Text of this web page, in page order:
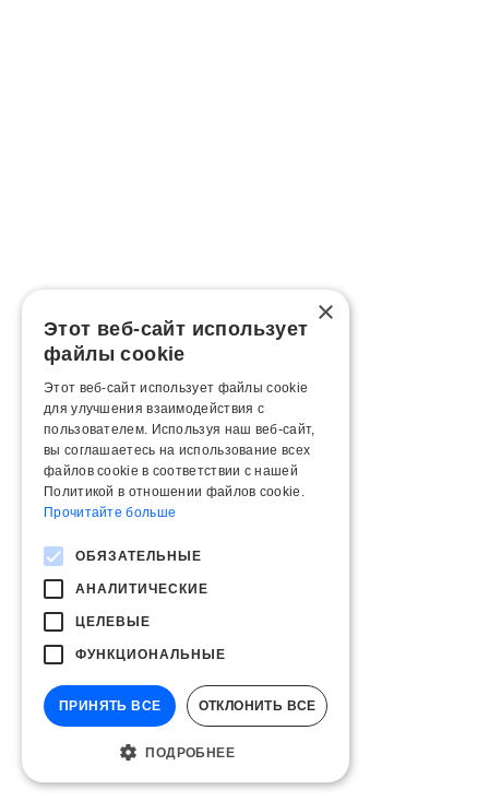
×
Этот веб-сайт использует
файлы cookie
Этот веб-сайт использует файлы cookie
для улучшения взаимодействия с
пользователем. Используя наш веб-сайт,
вы соглашаетесь на использование всех
файлов cookie в соответствии с нашей
Политикой в ​​отношении файлов cookie.
Прочитайте больше
ОБЯЗАТЕЛЬНЫЕ
АНАЛИТИЧЕСКИЕ
ЦЕЛЕВЫЕ
ФУНКЦИОНАЛЬНЫЕ
ПРИНЯТЬ ВСЕ ОТКЛОНИТЬ ВСЕ
ПОДРОБНЕЕ